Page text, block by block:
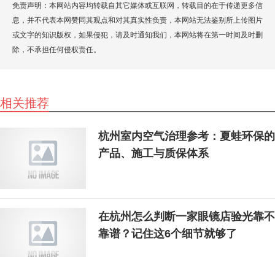
免责声明：本网站内容均转载自其它媒体或互联网，转载目的在于传递更多信
息，并不代表本网赞同其观点和对其真实性负责，本网站无法鉴别所上传图片
或文字的知识版权，如果侵犯，请及时通知我们，本网站将在第一时间及时删
除，不承担任何侵权责任。
相关推荐
杭州室内空气治理参考：夏蛙环保的
产品、施工与质保体系
在杭州怎么判断一家眼镜店验光靠不
靠谱？记住这6个细节就够了